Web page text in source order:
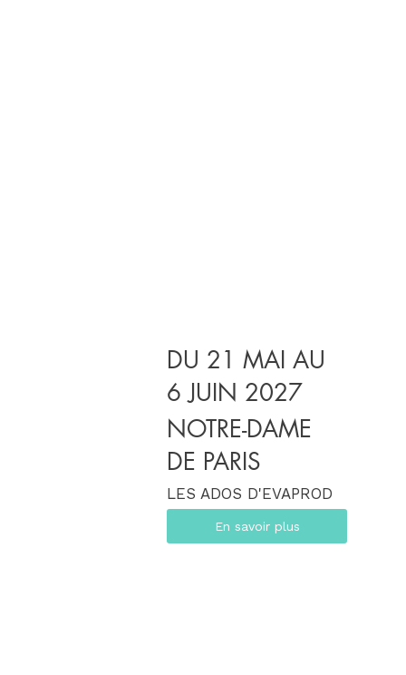
DU 21 MAI AU
6 JUIN 2027
NOTRE-DAME
DE PARIS
LES ADOS D'EVAPROD
En savoir plus